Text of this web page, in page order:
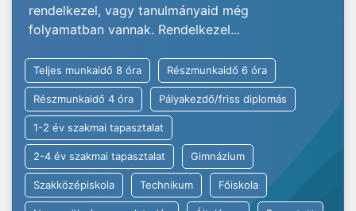
rendelkezel, vagy tanulmányaid még
folyamatban vannak. Rendelkezel...
Teljes munkaidő 8 óra Részmunkaidő 6 óra
Részmunkaidő 4 óra Pályakezdő/friss diplomás
1-2 év szakmai tapasztalat
2-4 év szakmai tapasztalat Gimnázium
Szakközépiskola Technikum Főiskola